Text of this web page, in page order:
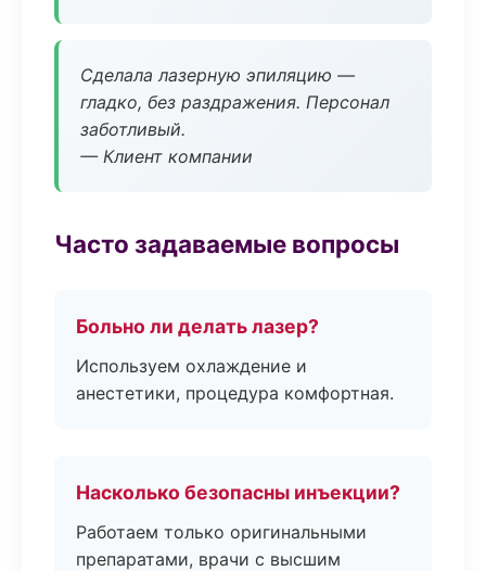
Сделала лазерную эпиляцию —
гладко, без раздражения. Персонал
заботливый.
— Клиент компании
Часто задаваемые вопросы
Больно ли делать лазер?
Используем охлаждение и
анестетики, процедура комфортная.
Насколько безопасны инъекции?
Работаем только оригинальными
препаратами, врачи с высшим